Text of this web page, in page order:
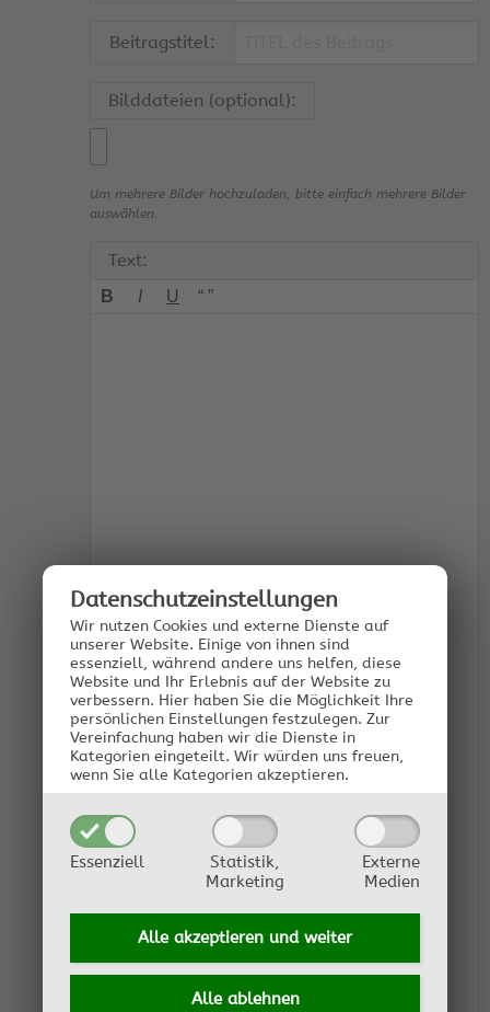
Datenschutz­einstellungen
Wir nutzen Cookies und externe Dienste auf
unserer Website. Einige von ihnen sind
essenziell, während andere uns helfen, diese
Website und Ihr Erlebnis auf der Website zu
verbessern. Hier haben Sie die Möglichkeit Ihre
persönlichen Einstellungen festzulegen. Zur
Vereinfachung haben wir die Dienste in
Kategorien eingeteilt. Wir würden uns freuen,
wenn Sie alle Kategorien akzeptieren.
Essenziell
Statistik,
Marketing
Externe
Medien
Alle akzeptieren und weiter
Alle ablehnen
Beitragstitel:
Bilddateien (optional):
Um mehrere Bilder hochzuladen, bitte einfach mehrere Bilder
auswählen.
Text:
B I U “ ”